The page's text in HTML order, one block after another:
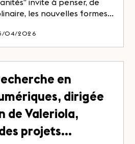
invite à penser, de
les nouvelles formes...
04/2026
en
dirigée
de Valeriola,
projets…